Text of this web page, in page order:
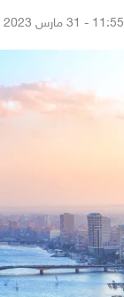
11:55 - 31 مارس 2023